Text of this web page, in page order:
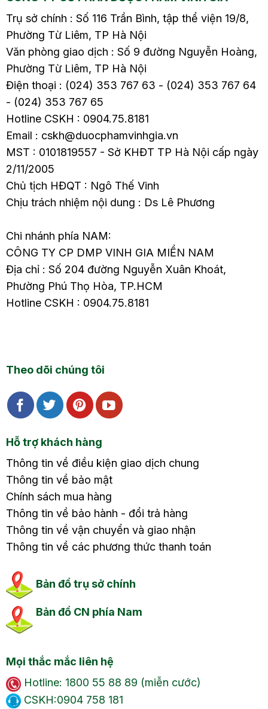
Trụ sở chính : Số 116 Trần Bình, tập thể viện 19/8,
Phường Từ Liêm, TP Hà Nội
Văn phòng giao dịch : Số 9 đường Nguyễn Hoàng,
Phường Từ Liêm, TP Hà Nội
Điện thoại : (024) 353 767 63 - (024) 353 767 64
- (024) 353 767 65
Hotline CSKH : 0904.75.8181
Email : cskh@duocphamvinhgia.vn
MST : 0101819557 - Sở KHĐT TP Hà Nội cấp ngày
2/11/2005
Chủ tịch HĐQT : Ngô Thế Vinh
Chịu trách nhiệm nội dung : Ds Lê Phương
Chi nhánh phía NAM:
CÔNG TY CP DMP VINH GIA MIỀN NAM
Địa chỉ : Số 204 đường Nguyễn Xuân Khoát,
Phường Phú Thọ Hòa, TP.HCM
Hotline CSKH : 0904.75.8181
Theo dõi chúng tôi
Hỗ trợ khách hàng
Thông tin về điều kiện giao dịch chung
Thông tin về bảo mật
Chính sách mua hàng
Thông tin về bảo hành - đổi trả hàng
Thông tin về vận chuyển và giao nhận
Thông tin về các phương thức thanh toán
Bản đồ trụ sở chính
Bản đồ CN phía Nam
Mọi thắc mắc liên hệ
Hotline: 1800 55 88 89 (miễn cước)
CSKH:0904 758 181